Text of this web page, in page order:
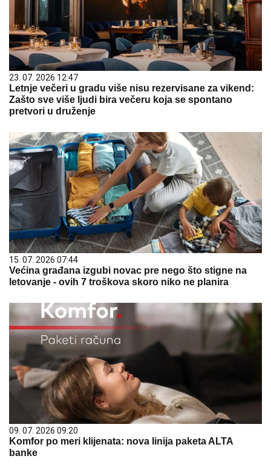
23. 07. 2026 12:47
Letnje večeri u gradu više nisu rezervisane za vikend:
Zašto sve više ljudi bira večeru koja se spontano
pretvori u druženje
15. 07. 2026 07:44
Većina građana izgubi novac pre nego što stigne na
letovanje - ovih 7 troškova skoro niko ne planira
09. 07. 2026 09:20
Komfor po meri klijenata: nova linija paketa ALTA
banke